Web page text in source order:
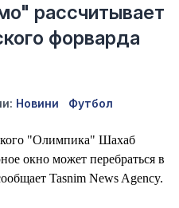
рассчитывает
форварда
Новини Футбол
"Олимпика" Шахаб
окно может перебраться в
Tasnim News Agency.